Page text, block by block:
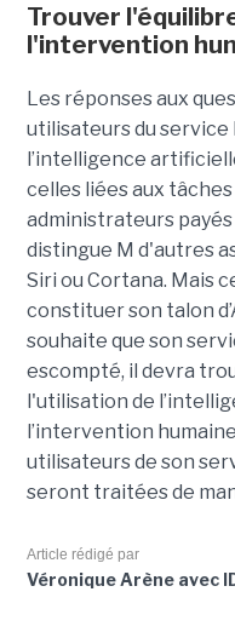
Trouver
l'intervention
Les réponses aux
utilisateurs du
l’intelligence
celles liées aux
administrateurs payés
distingue M d'autres
Siri ou Cortana. Mais
constituer son talon
souhaite que son
escompté, il devra
l'utilisation de
l’intervention
utilisateurs de son
seront traitées de
Article rédigé par
Véronique Arène avec